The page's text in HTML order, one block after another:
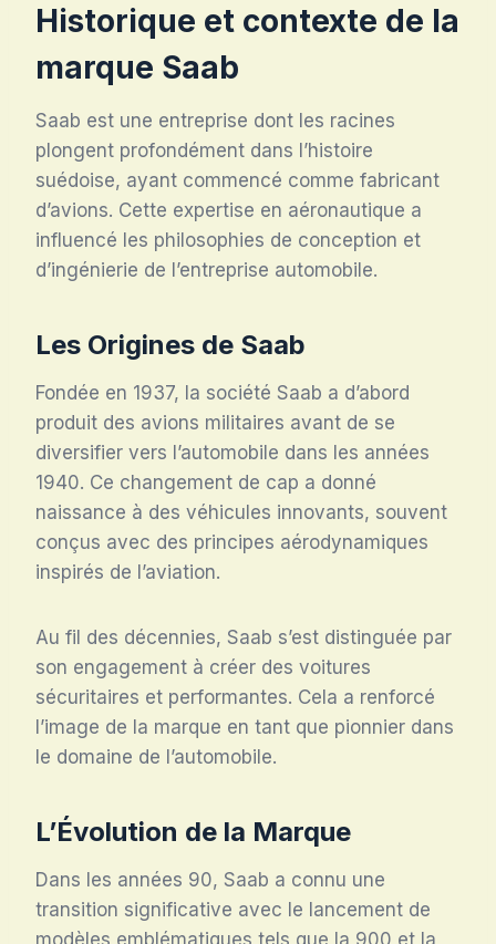
Historique et contexte de la
marque Saab
Saab est une entreprise dont les racines
plongent profondément dans l’histoire
suédoise, ayant commencé comme fabricant
d’avions. Cette expertise en aéronautique a
influencé les philosophies de conception et
d’ingénierie de l’entreprise automobile.
Les Origines de Saab
Fondée en 1937, la société Saab a d’abord
produit des avions militaires avant de se
diversifier vers l’automobile dans les années
1940. Ce changement de cap a donné
naissance à des véhicules innovants, souvent
conçus avec des principes aérodynamiques
inspirés de l’aviation.
Au fil des décennies, Saab s’est distinguée par
son engagement à créer des voitures
sécuritaires et performantes. Cela a renforcé
l’image de la marque en tant que pionnier dans
le domaine de l’automobile.
L’Évolution de la Marque
Dans les années 90, Saab a connu une
transition significative avec le lancement de
modèles emblématiques tels que la 900 et la